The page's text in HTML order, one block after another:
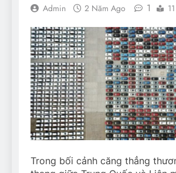
Admin 2 Năm Ago 1
Trong bối cảnh căng thẳng